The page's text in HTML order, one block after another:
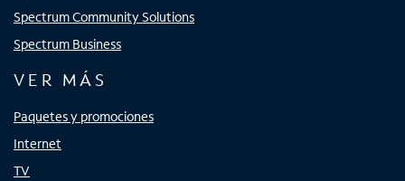
Spectrum Community Solutions
Spectrum Business
VER MÁS
Paquetes y promociones
Internet
TV